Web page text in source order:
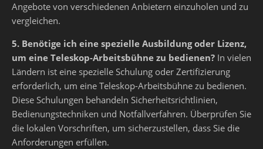
Angebote von verschiedenen Anbietern einzuholen und zu
vergleichen.
5. Benötige ich eine spezielle Ausbildung oder Lizenz,
um eine Teleskop-Arbeitsbühne zu bedienen? In vielen
Ländern ist eine spezielle Schulung oder Zertifizierung
erforderlich, um eine Teleskop-Arbeitsbühne zu bedienen.
Diese Schulungen behandeln Sicherheitsrichtlinien,
Bedienungstechniken und Notfallverfahren. Überprüfen Sie
die lokalen Vorschriften, um sicherzustellen, dass Sie die
Anforderungen erfüllen.